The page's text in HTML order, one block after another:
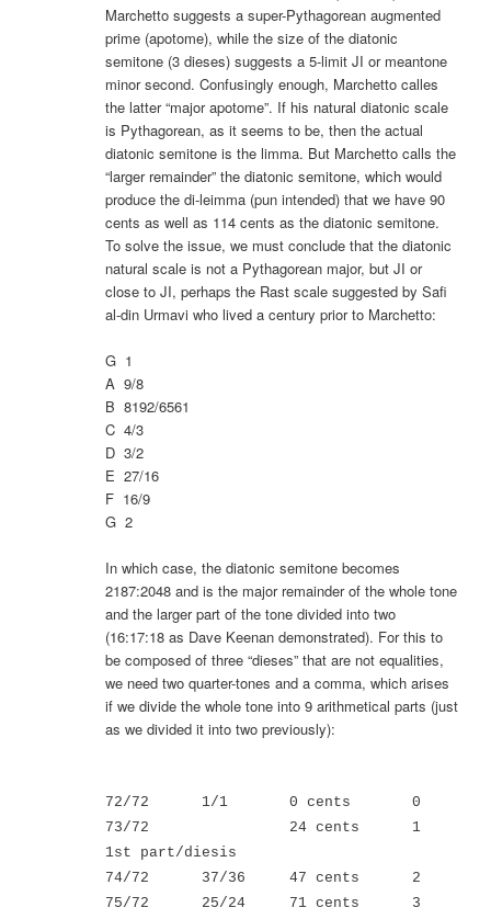
Marchetto suggests a super-Pythagorean augmented
prime (apotome), while the size of the diatonic
semitone (3 dieses) suggests a 5-limit JI or meantone
minor second. Confusingly enough, Marchetto calles
the latter “major apotome”. If his natural diatonic scale
is Pythagorean, as it seems to be, then the actual
diatonic semitone is the limma. But Marchetto calls the
“larger remainder” the diatonic semitone, which would
produce the di-leimma (pun intended) that we have 90
cents as well as 114 cents as the diatonic semitone.
To solve the issue, we must conclude that the diatonic
natural scale is not a Pythagorean major, but JI or
close to JI, perhaps the Rast scale suggested by Safi
al-din Urmavi who lived a century prior to Marchetto:
G 1
A 9/8
B 8192/6561
C 4/3
D 3/2
E 27/16
F 16/9
G 2
In which case, the diatonic semitone becomes
2187:2048 and is the major remainder of the whole tone
and the larger part of the tone divided into two
(16:17:18 as Dave Keenan demonstrated). For this to
be composed of three “dieses” that are not equalities,
we need two quarter-tones and a comma, which arises
if we divide the whole tone into 9 arithmetical parts (just
as we divided it into two previously):
72/72 1/1 0 cents 0
73/72 24 cents 1
1st part/diesis
74/72 37/36 47 cents 2
75/72 25/24 71 cents 3